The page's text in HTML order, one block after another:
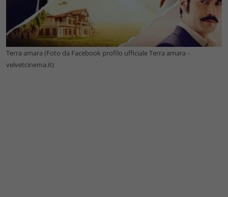
Terra amara (Foto da Facebook profilo ufficiale Terra amara -
velvetcinema.it)